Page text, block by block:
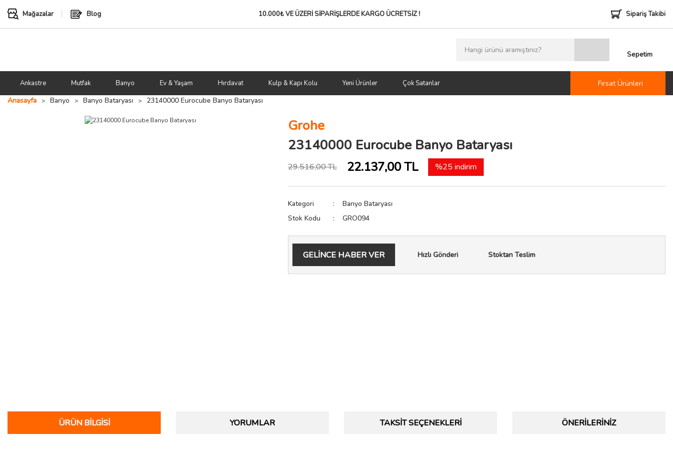
Mağazalar Blog 10.000₺ VE ÜZERİ SİPARİŞLERDEKARGO ÜCRETSİZ ! Sipariş Takibi
Sepetim
Ankastre Mutfak Banyo Ev & Yaşam Hırdavat Kulp & Kapı Kolu Yeni Ürünler Çok Satanlar
Fırsat Ürünleri
Anasayfa
Banyo Banyo Bataryası 23140000 Eurocube Banyo Bataryası
Grohe
23140000 Eurocube Banyo Bataryası
29.516,00 TL 22.137,00 TL %25 indirim
Kategori
Banyo Bataryası
Stok Kodu
GRO094
GELİNCE HABER VER Hızlı Gönderi Stoktan Teslim
ÜRÜN BILGISI YORUMLAR TAKSIT SEÇENEKLERI ÖNERILERINIZ